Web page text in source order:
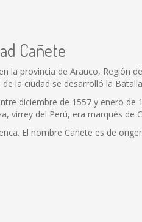
Cañete
la provincia de Arauco, Región
la ciudad se desarrolló la
diciembre de 1557 y enero
virrey del Perú, era marqués de
El nombre Cañete es de